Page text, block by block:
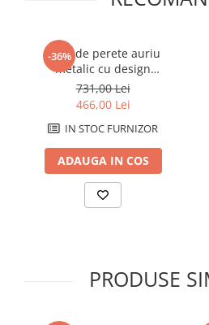
-36%
Ceas de perete auriu
metalic cu design
octogonal Goldy
56x6.5x56 cm
731,00 Lei
466,00 Lei
IN STOC FURNIZOR
ADAUGA IN COS
PRODUSE